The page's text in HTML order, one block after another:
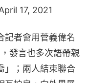
17, 2021
記者會用菅義偉名
發言也多次語帶親
」；兩人結束聯合